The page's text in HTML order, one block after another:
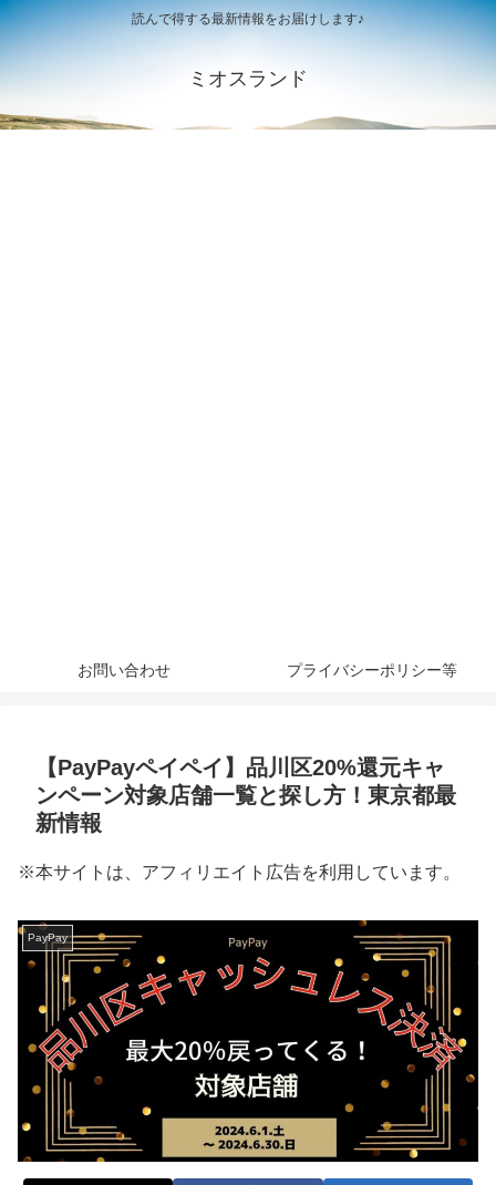
読んで得する最新情報をお届けします♪
ミオスランド
お問い合わせ プライバシーポリシー等
【PayPayペイペイ】品川区20%還元キャ
ンペーン対象店舗一覧と探し方！東京都最
新情報
※本サイトは、アフィリエイト広告を利用しています。
PayPay